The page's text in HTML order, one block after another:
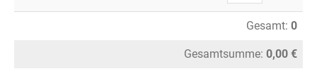
Gesamt: 0
Gesamtsumme: 0,00 €